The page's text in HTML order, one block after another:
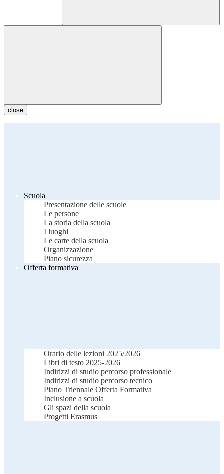
close
Scuola
Presentazione delle scuole
Le persone
La storia della scuola
I luoghi
Le carte della scuola
Organizzazione
Piano sicurezza
Offerta formativa
Orario delle lezioni 2025/2026
Libri di testo 2025-2026
Indirizzi di studio percorso professionale
Indirizzi di studio percorso tecnico
Piano Triennale Offerta Formativa
Inclusione a scuola
Gli spazi della scuola
Progetti Erasmus